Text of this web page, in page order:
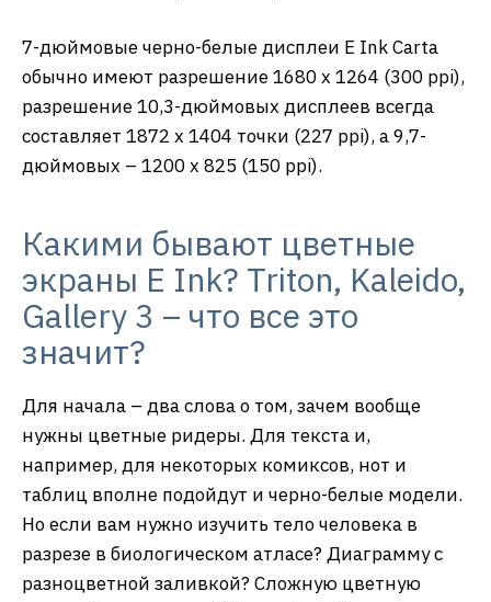
7-дюймовые черно-белые дисплеи E Ink Carta
обычно имеют разрешение 1680 х 1264 (300 ppi),
разрешение 10,3-дюймовых дисплеев всегда
составляет 1872 х 1404 точки (227 ppi), а 9,7-
дюймовых – 1200 х 825 (150 ppi).
Какими бывают цветные
экраны E Ink? Triton, Kaleido,
Gallery 3 – что все это
значит?
Для начала – два слова о том, зачем вообще
нужны цветные ридеры. Для текста и,
например, для некоторых комиксов, нот и
таблиц вполне подойдут и черно-белые модели.
Но если вам нужно изучить тело человека в
разрезе в биологическом атласе? Диаграмму с
разноцветной заливкой? Сложную цветную